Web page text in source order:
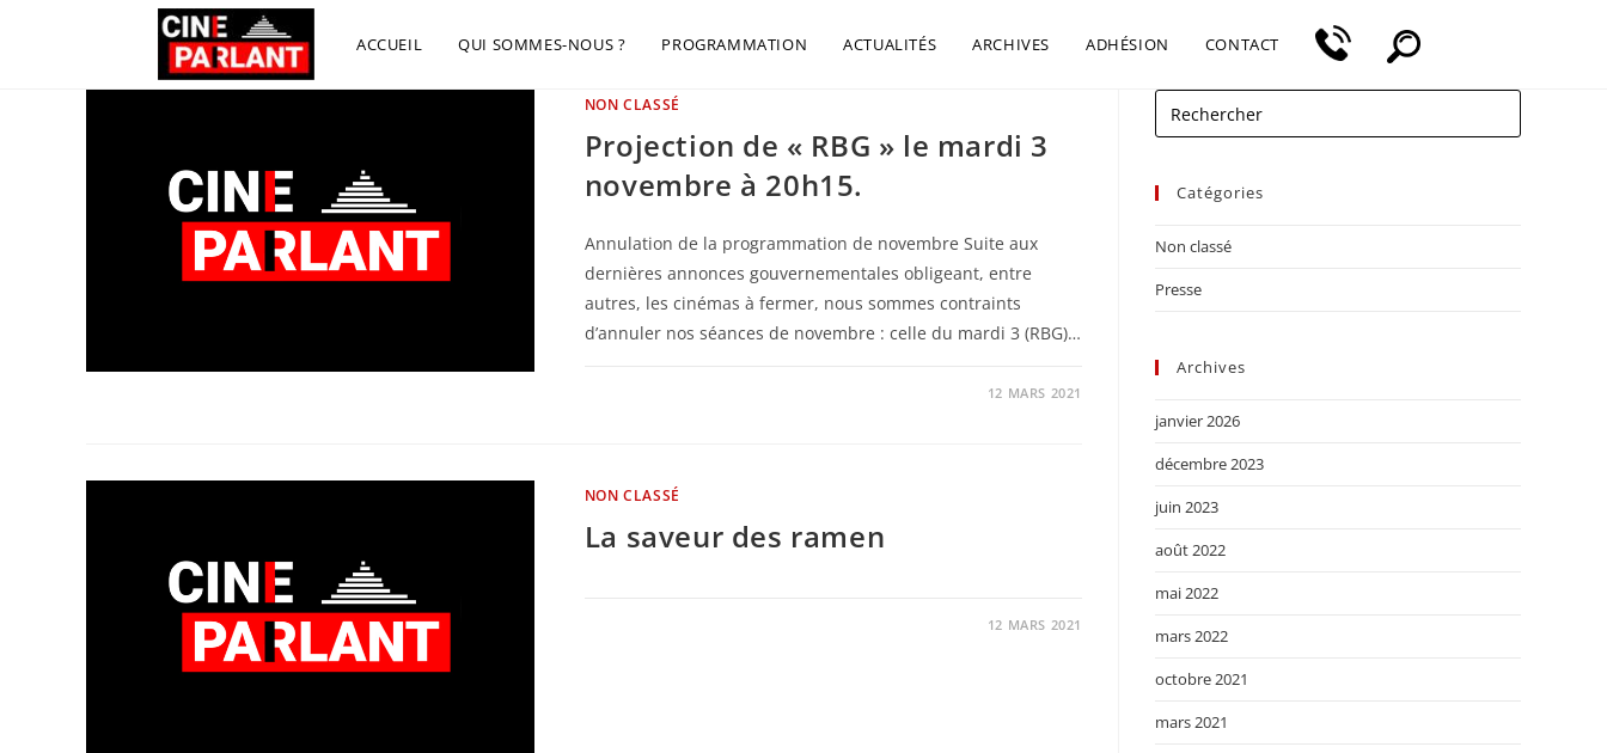
ACCUEIL QUI SOMMES-NOUS ? PROGRAMMATION ACTUALITÉS ARCHIVES ADHÉSION CONTACT
NON CLASSÉ
Projection de « RBG » le mardi 3
novembre à 20h15.
Annulation de la programmation de novembre Suite aux
dernières annonces gouvernementales obligeant, entre
autres, les cinémas à fermer, nous sommes contraints
d’annuler nos séances de novembre : celle du mardi 3 (RBG)…
12 MARS 2021
NON CLASSÉ
La saveur des ramen
12 MARS 2021
Catégories
Non classé
Presse
Archives
janvier 2026
décembre 2023
juin 2023
août 2022
mai 2022
mars 2022
octobre 2021
mars 2021